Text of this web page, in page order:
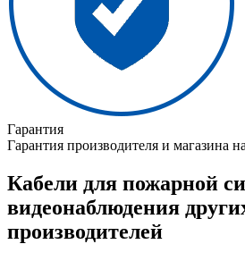
Гарантия
Гарантия производителя и магазина
Кабели для пожарной
видеонаблюдения
производителей